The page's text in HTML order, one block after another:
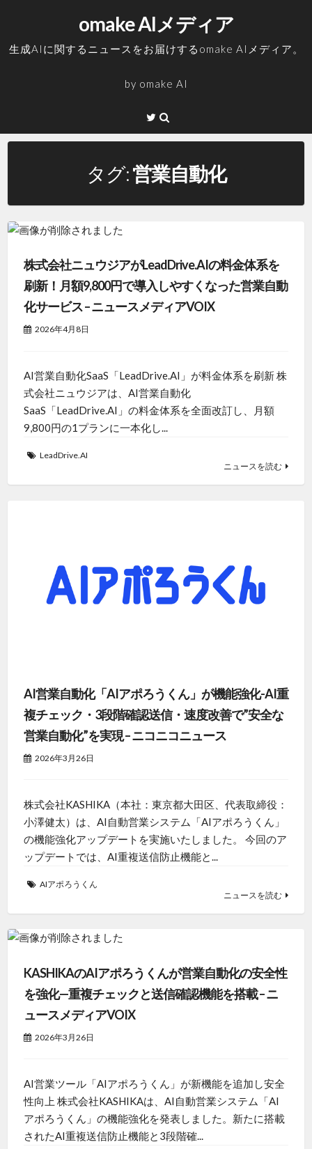
ッ
omake AIメディア
生成AIに関するニュースをお届けするomake AIメディア。
by omake AI
Twitter
タグ:営業自動化
株式会社ニュウジアがLeadDrive.AIの料金体系を
刷新！月額9,800円で導入しやすくなった営業自動
化サービス – ニュースメディアVOIX
2026年4月8日
AI営業自動化SaaS「LeadDrive.AI」が料金体系を刷新 株
式会社ニュウジアは、AI営業自動化
SaaS「LeadDrive.AI」の料金体系を全面改訂し、月額
9,800円の1プランに一本化し...
LeadDrive.AI
ニュースを読む
AI営業自動化「AIアポろうくん」が機能強化-AI重
複チェック・3段階確認送信・速度改善で”安全な
営業自動化”を実現 – ニコニコニュース
2026年3月26日
株式会社KASHIKA（本社：東京都大田区、代表取締役：
小澤健太）は、AI自動営業システム「AIアポろうくん」
の機能強化アップデートを実施いたしました。 今回のア
ップデートでは、AI重複送信防止機能と...
AIアポろうくん
ニュースを読む
KASHIKAのAIアポろうくんが営業自動化の安全性
を強化—重複チェックと送信確認機能を搭載 – ニ
ュースメディアVOIX
2026年3月26日
AI営業ツール「AIアポろうくん」が新機能を追加し安全
性向上 株式会社KASHIKAは、AI自動営業システム「AI
アポろうくん」の機能強化を発表しました。新たに搭載
されたAI重複送信防止機能と3段階確...